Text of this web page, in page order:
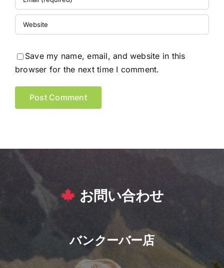
Save my name, email, and website in this
browser for the next time I comment.
お問い合わせ
バンクーバー店